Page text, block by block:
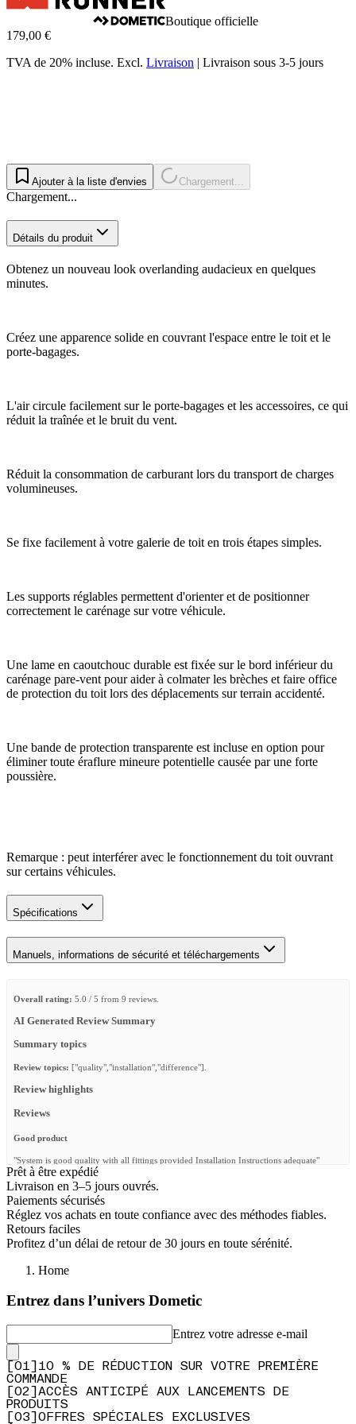
Boutique officielle
179,00 €
TVA de 20% incluse. Excl. Livraison | Livraison sous 3-5 jours
Ajouter à la liste d'envies Chargement...
Chargement...
Détails du produit
Obtenez un nouveau look overlanding audacieux en quelques
minutes.
Créez une apparence solide en couvrant l'espace entre le toit et le
porte-bagages.
L'air circule facilement sur le porte-bagages et les accessoires, ce qui
réduit la traînée et le bruit du vent.
Réduit la consommation de carburant lors du transport de charges
volumineuses.
Se fixe facilement à votre galerie de toit en trois étapes simples.
Les supports réglables permettent d'orienter et de positionner
correctement le carénage sur votre véhicule.
Une lame en caoutchouc durable est fixée sur le bord inférieur du
carénage pare-vent pour aider à colmater les brèches et faire office
de protection du toit lors des déplacements sur terrain accidenté.
Une bande de protection transparente est incluse en option pour
éliminer toute éraflure mineure potentielle causée par une forte
poussière.
Remarque : peut interférer avec le fonctionnement du toit ouvrant
sur certains véhicules.
Spécifications
Manuels, informations de sécurité et téléchargements
Overall rating: 5.0 / 5 from 9 reviews.
AI Generated Review Summary
Summary topics
Review topics: ["quality","installation","difference"].
Review highlights
Reviews
Good product
"System is good quality with all fittings provided Installation Instructions adequate"
— Dave P. )
Wind fairing
"2018 Sequoia with Slimeline - this wind faring was the solution to fix wind noise and be
able to drive down the road with the moon roof open. Super easy install too. Very
pleased"
Jacob M.(5/5
"Fits perfectly! Reduced wind noise and my mpg improved a bit. Without it, and with the
included wind deflectors, I noticed higher RPMs at high speeds."
—Oscar F. ( 5/5
Prêt à être expédié
Livraison en 3–5 jours ouvrés.
Paiements sécurisés
Réglez vos achats en toute confiance avec des méthodes fiables.
Retours faciles
Profitez d’un délai de retour de 30 jours en toute sérénité.
Home
Entrez dans l’univers Dometic
Entrez votre adresse e-mail
01
10 % DE RÉDUCTION SUR VOTRE PREMIÈRE
COMMANDE
02
ACCÈS ANTICIPÉ AUX LANCEMENTS DE
PRODUITS
03 OFFRES SPÉCIALES EXCLUSIVES